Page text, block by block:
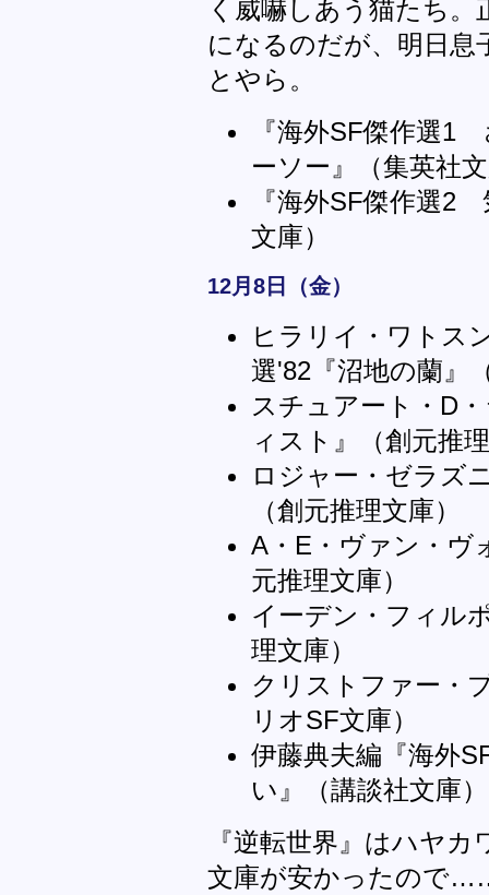
く威嚇しあう猫たち
になるのだが、明日
とやら。
『海外SF傑作選1
ーソー』（集英社
『海外SF傑作選2
文庫）
12月8日（金）
ヒラリイ・ワトス
選'82『沼地の蘭』
スチュアート・D
ィスト』（創元推
ロジャー・ゼラズ
（創元推理文庫）
A・E・ヴァン・ヴ
元推理文庫）
イーデン・フィル
理文庫）
クリストファー・
リオSF文庫）
伊藤典夫編『海外
い』（講談社文庫）
『逆転世界』はハヤ
文庫が安かったので